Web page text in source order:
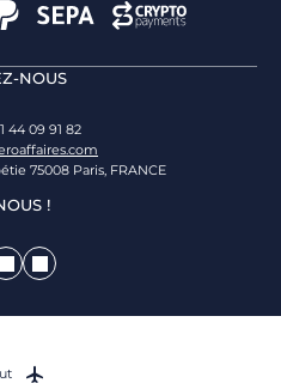
NOUS
44 09 91 82
75008 Paris, FRANCE
!